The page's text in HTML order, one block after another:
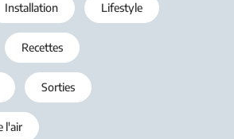
Installation Lifestyle
Recettes
Sorties
l'air